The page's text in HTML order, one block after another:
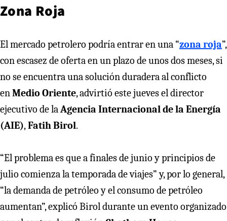
Zona Roja
El mercado petrolero podría entrar en una “zona roja”,
con escasez de oferta en un plazo de unos dos meses, si
no se encuentra una solución duradera al conflicto
enMedio Oriente, advirtió este jueves el director
ejecutivo de laAgencia Internacional de la Energía
(AIE),Fatih Birol.
“El problema es que a finales de junio y principios de
julio comienza la temporada de viajes” y, por lo general,
“la demanda de petróleo y el consumo de petróleo
aumentan”, explicó Birol durante un evento organizado